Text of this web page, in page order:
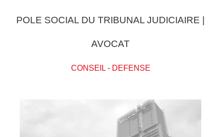
POLE SOCIAL DU TRIBUNAL JUDICIAIRE |
AVOCAT
CONSEIL- DEFENSE